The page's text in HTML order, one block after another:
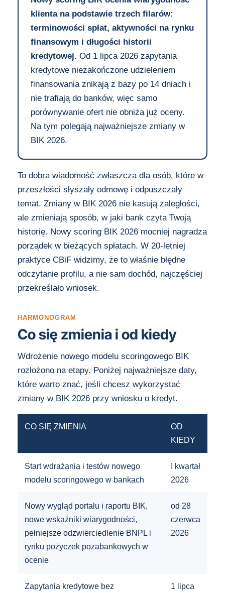
klienta na podstawie trzech filarów:
terminowości spłat, aktywności na rynku
finansowym i długości historii
kredytowej. Od 1 lipca 2026 zapytania
kredytowe niezakończone udzieleniem
finansowania znikają z bazy po 14 dniach i
nie trafiają do banków, więc samo
porównywanie ofert nie obniża już oceny.
Na tym polegają najważniejsze zmiany w
BIK 2026.
To dobra wiadomość zwłaszcza dla osób, które w
przeszłości słyszały odmowę i odpuszczały
temat. Zmiany w BIK 2026 nie kasują zaległości,
ale zmieniają sposób, w jaki bank czyta Twoją
historię. Nowy scoring BIK 2026 mocniej nagradza
porządek w bieżących spłatach. W 20-letniej
praktyce CBiF widzimy, że to właśnie błędne
odczytanie profilu, a nie sam dochód, najczęściej
przekreślało wniosek.
HARMONOGRAM
Co się zmienia i od kiedy
Wdrożenie nowego modelu scoringowego BIK
rozłożono na etapy. Poniżej najważniejsze daty,
które warto znać, jeśli chcesz wykorzystać
zmiany w BIK 2026 przy wniosku o kredyt.
CO SIĘ ZMIENIA
OD
KIEDY
Start wdrażania i testów nowego
modelu scoringowego w bankach
I kwartał
2026
Nowy wygląd portalu i raportu BIK,
nowe wskaźniki wiarygodności,
pełniejsze odzwierciedlenie BNPL i
rynku pożyczek pozabankowych w
ocenie
od 28
czerwca
2026
Zapytania kredytowe bez
1 lipca